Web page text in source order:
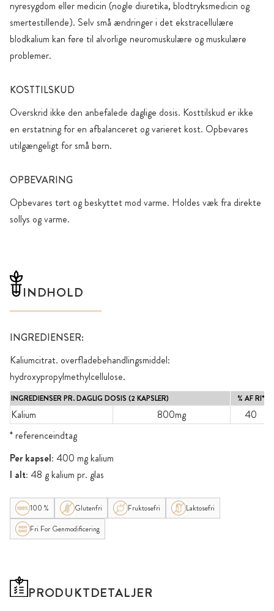
nyresygdom eller medicin (nogle diuretika, blodtryksmedicin og
smertestillende). Selv små ændringer i det ekstracellulære
blodkalium kan føre til alvorlige neuromuskulære og muskulære
problemer.
KOSTTILSKUD
Overskrid ikke den anbefalede daglige dosis. Kosttilskud er ikke
en erstatning for en afbalanceret og varieret kost. Opbevares
utilgængeligt for små børn.
OPBEVARING
Opbevares tørt og beskyttet mod varme. Holdes væk fra direkte
sollys og varme.
INDHOLD
INGREDIENSER:
Kaliumcitrat. overfladebehandlingsmiddel:
hydroxypropylmethylcellulose.
INGREDIENSER PR. DAGLIG DOSIS (2 KAPSLER) % AF RI*
Kalium 800mg
40
* referenceindtag
Per kapsel: 400 mg kalium
I alt: 48 g kalium pr. glas
100 % Glutenfri Fruktosefri
Laktosefri
Fri For Genmodificering
PRODUKTDETALJER